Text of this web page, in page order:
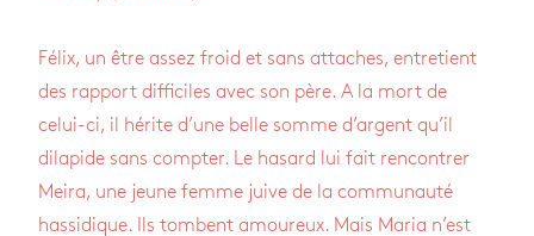
Félix, un être assez froid et sans attaches, entretient
des rapport difficiles avec son père. A la mort de
celui-ci, il hérite d’une belle somme d’argent qu’il
dilapide sans compter. Le hasard lui fait rencontrer
Meira, une jeune femme juive de la communauté
hassidique. Ils tombent amoureux. Mais Maria n’est